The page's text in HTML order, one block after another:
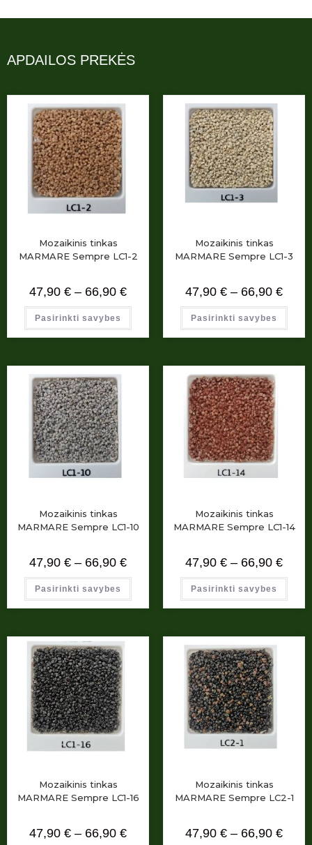
APDAILOS PREKĖS
Mozaikinis tinkas
MARMARE Sempre LC1-2
47,90 € – 66,90 €
Pasirinkti savybes
Mozaikinis tinkas
MARMARE Sempre LC1-3
47,90 € – 66,90 €
Pasirinkti savybes
Mozaikinis tinkas
MARMARE Sempre LC1-10
47,90 € – 66,90 €
Pasirinkti savybes
Mozaikinis tinkas
MARMARE Sempre LC1-14
47,90 € – 66,90 €
Pasirinkti savybes
Mozaikinis tinkas
MARMARE Sempre LC1-16
47,90 € – 66,90 €
Mozaikinis tinkas
MARMARE Sempre LC2-1
47,90 € – 66,90 €